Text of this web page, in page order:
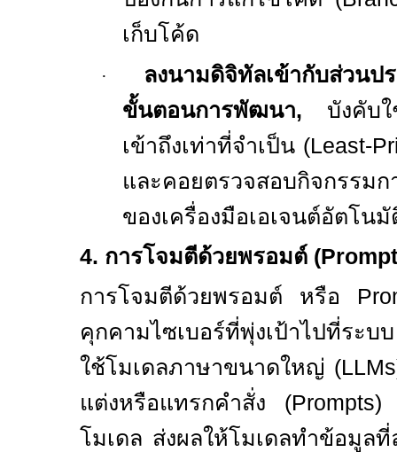
เก็บโค้ด
·
ลงนามดิจิทัลเข้ากับส่วนป
ขั้นตอนการพัฒนา,
บังคับ
เข้าถึงเท่าที่จำเป็น (Least-
และคอยตรวจสอบกิจกรรม
ของเครื่องมือเอเจนต์อัตโน
4. การโจมตีด้วยพรอมต์ (
การโจมตีด้วยพรอมต์ หรือ
คุกคามไซเบอร์ที่พุ่งเป้าไปที่ระ
ใช้โมเดลภาษาขนาดใหญ่ (
แต่งหรือแทรกคำสั่ง (
โมเดล ส่งผลให้โมเดลทำข้อมูล